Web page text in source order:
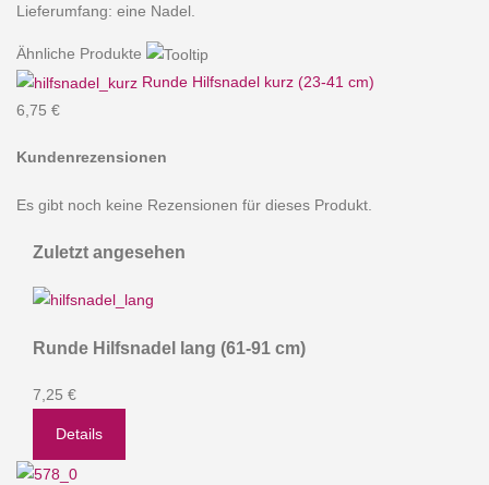
Lieferumfang: eine Nadel.
Ähnliche Produkte
Runde Hilfsnadel kurz (23-41 cm)
6,75 €
Kundenrezensionen
Es gibt noch keine Rezensionen für dieses Produkt.
Zuletzt angesehen
Runde Hilfsnadel lang (61-91 cm)
7,25 €
Details